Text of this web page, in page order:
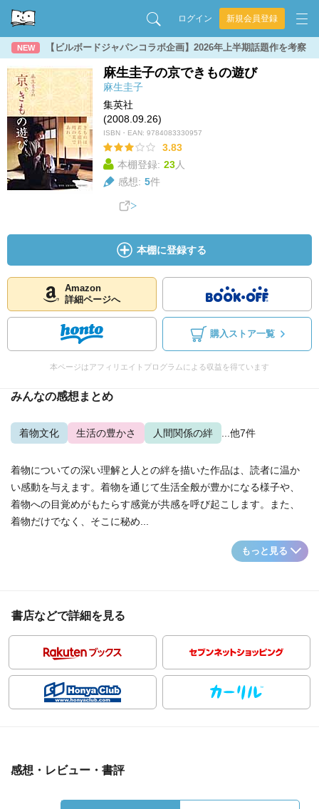
ログイン 新規会員登録
NEW 【ビルボードジャパンコラボ企画】2026年上半期話題作を考察
麻生圭子の京できもの遊び
麻生圭子
集英社
(2008.09.26)
ISBN・EAN: 9784083330957
3.83
本棚登録: 23人
感想: 5件
本棚に登録する
Amazon
詳細ページへ
購入ストア一覧
本ページはアフィリエイトプログラムによる収益を得ています
みんなの感想まとめ
着物文化 生活の豊かさ 人間関係の絆 ...他7件
着物についての深い理解と人との絆を描いた作品は、読者に温か
い感動を与えます。着物を通じて生活全般が豊かになる様子や、
着物への目覚めがもたらす感覚が共感を呼び起こします。また、
着物だけでなく、そこに秘め...
もっと見る
書店などで詳細を見る
感想・レビュー・書評